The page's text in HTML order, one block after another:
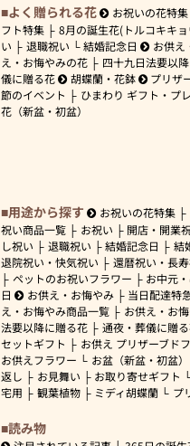
よく贈られる花 お祝いの花特集
フト特集
8月の誕生花(トルコキキョ
い
退職祝い 結婚記念日 お供え
え・お悔やみの花
四十九日法要以
儀に贈る花
胡蝶蘭・花鉢 プリザ
節のイベント
ひまわり ギフト・プ
花（新盆・初盆）
用途から探す お祝いの花特集
祝い商品一覧
お祝い 開店・開業
し祝い
退職祝い 結婚記念日 結
退院祝い・快気祝い
還暦祝い・長
ペットのお祝いフラワー
お中元
日
お供え・お悔やみ 当日配達特
え・お悔やみ商品一覧
お供え・お
法要以降に贈る花
通夜・葬儀に贈
セットギフト
お供え プリザーブド
お供えフラワー
お盆（新盆・初盆）
返し
お見舞い お取り寄せギフト
宅用
観葉植物 ミディ胡蝶蘭 プ
読み物